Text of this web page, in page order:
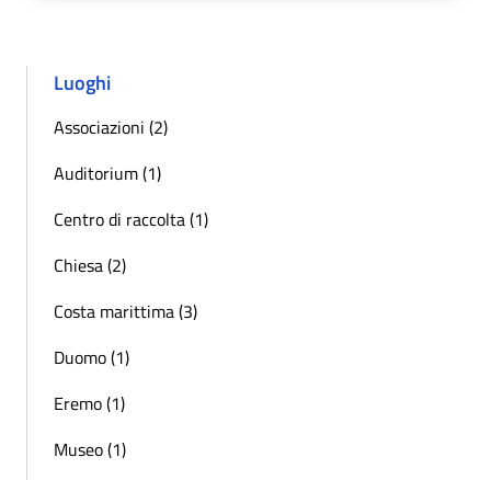
Luoghi
Associazioni (2)
Auditorium (1)
Centro di raccolta (1)
Chiesa (2)
Costa marittima (3)
Duomo (1)
Eremo (1)
Museo (1)